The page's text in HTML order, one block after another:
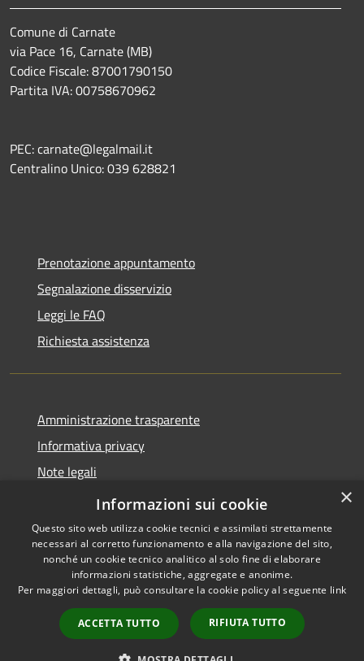
Comune di Carnate
via Pace 16, Carnate (MB)
Codice Fiscale: 87001790150
Partita IVA: 00758670962
PEC: carnate@legalmail.it
Centralino Unico: 039 628821
Prenotazione appuntamento
Segnalazione disservizio
Leggi le FAQ
Richiesta assistenza
Amministrazione trasparente
Informativa privacy
Note legali
Dichiarazione di accessibilità
Accessibilità
Copyright © 2026 • Comune di
Carnate • Powered by
Municipium•
Accesso
redazione
×
Informazioni sui cookie
Questo sito web utilizza cookie tecnici e assimilati strettamente
necessari al corretto funzionamento e alla navigazione del sito,
nonché un cookie tecnico analitico al solo fine di elaborare
informazioni statistiche, aggregate e anonime.
Per maggiori dettagli, può consultare la cookie policy al seguente link
ACCETTA TUTTO RIFIUTA TUTTO